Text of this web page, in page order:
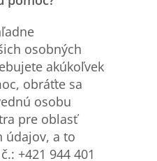
osobných
akúkoľvek
obráťte sa
osobu
pre oblasť
údajov, a to
+421 944 401